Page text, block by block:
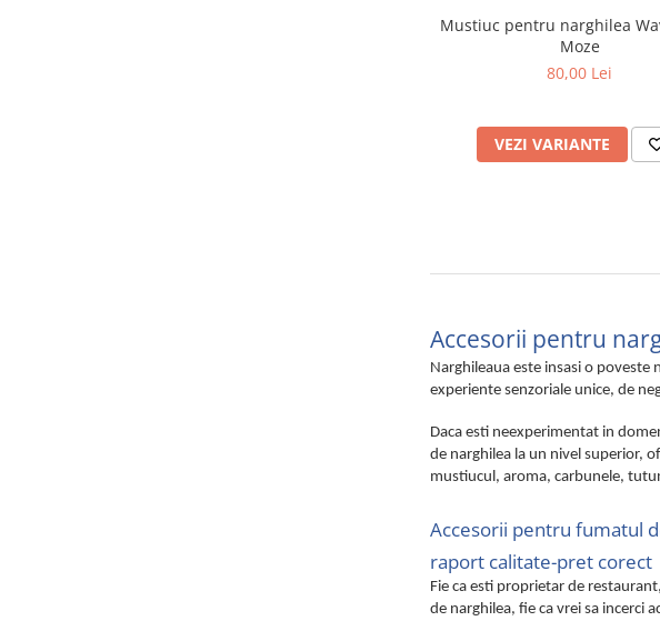
Mustiuc pentru narghilea
Moze
80,00 Lei
VEZI VARIANTE
Accesorii pentru
Narghileaua este insasi o poveste
experiente senzoriale unice, de
Daca esti neexperimentat in
de narghilea la un nivel superior,
mustiucul, aroma, carbunele,
Accesorii pentru fumatul
raport calitate-pret corect
Fie ca esti proprietar de
de narghilea, fie ca vrei sa incerci